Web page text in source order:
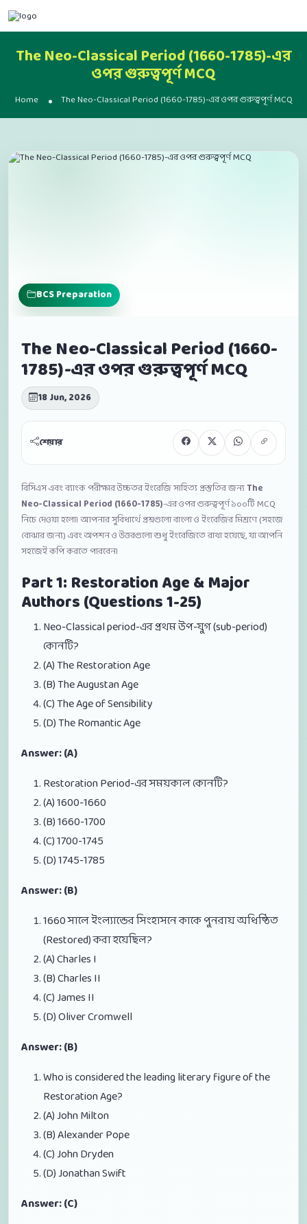
The Neo-Classical Period (1660-1785)-এর
ওপর গুরুত্বপূর্ণ MCQ
Home The Neo-Classical Period (1660-1785)-এর ওপর গুরুত্বপূর্ণ MCQ
BCS Preparation
The Neo-Classical Period (1660-
1785)-এর ওপর গুরুত্বপূর্ণ MCQ
18 Jun, 2026
শেয়ার
বিসিএস এবং ব্যাংক পরীক্ষার উচ্চতর ইংরেজি সাহিত্য প্রস্তুতির জন্যThe
Neo-Classical Period (1660-1785)-এর ওপর গুরুত্বপূর্ণ ১০০টি MCQ
নিচে দেওয়া হলো। আপনার সুবিধার্থে প্রশ্নগুলো বাংলা ও ইংরেজির মিশ্রণে (সহজে
বোঝার জন্য) এবং অপশন ও উত্তরগুলো শুধু ইংরেজিতে রাখা হয়েছে, যা আপনি
সহজেই কপি করতে পারবেন।
Part 1: Restoration Age & Major
Authors (Questions 1-25)
Neo-Classical period-এর প্রথম উপ-যুগ (sub-period)
কোনটি?
(A) The Restoration Age
(B) The Augustan Age
(C) The Age of Sensibility
(D) The Romantic Age
Answer: (A)
Restoration Period-এর সময়কাল কোনটি?
(A) 1600-1660
(B) 1660-1700
(C) 1700-1745
(D) 1745-1785
Answer: (B)
1660 সালে ইংল্যান্ডের সিংহাসনে কাকে পুনরায় অধিষ্ঠিত
(Restored) করা হয়েছিল?
(A) Charles I
(B) Charles II
(C) James II
(D) Oliver Cromwell
Answer: (B)
Who is considered the leading literary figure of the
Restoration Age?
(A) John Milton
(B) Alexander Pope
(C) John Dryden
(D) Jonathan Swift
Answer: (C)